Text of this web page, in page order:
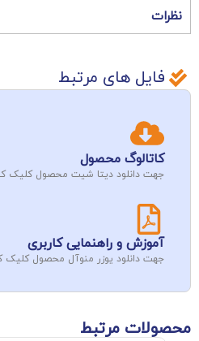
نظرات
فایل های مرتبط
کاتالوگ محصول
جهت دانلود دیتا شیت محصول کلیک
آموزش و راهنمایی کاربری
جهت دانلود یوزر منوآل محصول کلیک
محصولات مرتبط